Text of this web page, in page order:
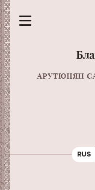
АРУТЮНЯН
RUS